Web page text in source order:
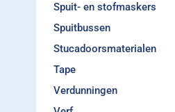
Spuit- en stofmaskers
Spuitbussen
Stucadoorsmaterialen
Tape
Verdunningen